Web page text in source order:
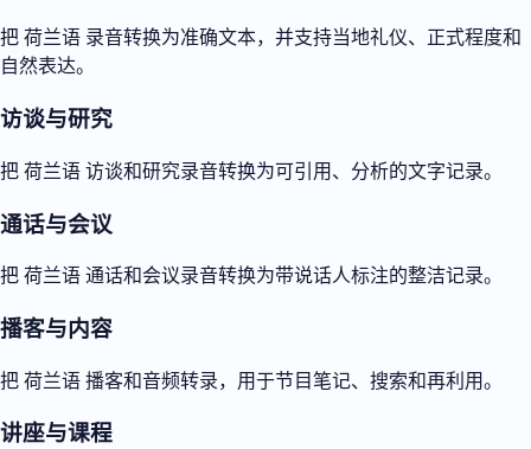
把 荷兰语 录音转换为准确文本，并支持当地礼仪、正式程度和
自然表达。
访谈与研究
把 荷兰语 访谈和研究录音转换为可引用、分析的文字记录。
通话与会议
把 荷兰语 通话和会议录音转换为带说话人标注的整洁记录。
播客与内容
把 荷兰语 播客和音频转录，用于节目笔记、搜索和再利用。
讲座与课程